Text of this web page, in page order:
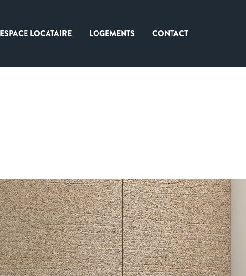
ESPACE LOCATAIRE LOGEMENTS CONTACT